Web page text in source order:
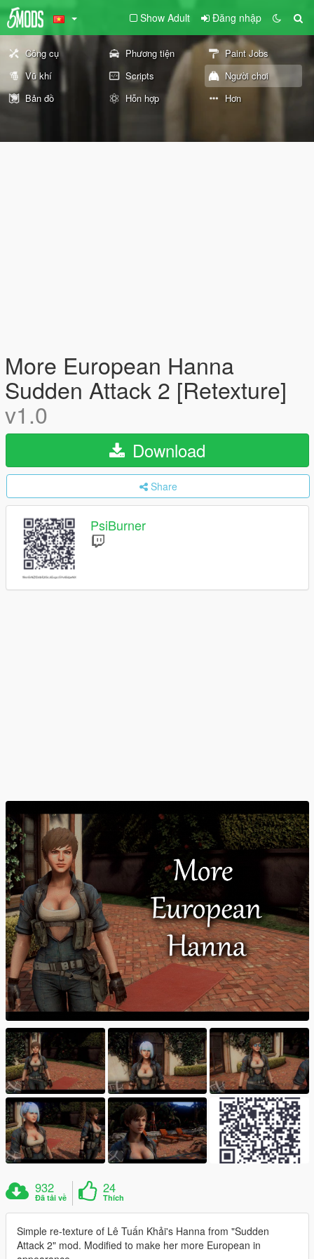
Show Adult Đăng nhập
Công cụ Phương tiện
Paint Jobs
Vũ khí
Scripts
Người chơi
Bản đồ
Hỗn hợp Hơn
More European Hanna
Sudden Attack 2 [Retexture]
v1.0
Download
Share
PsiBurner
932
Đã tải về
24
Thích
Simple re-texture of Lê Tuấn Khải's Hanna from "Sudden
Attack 2" mod. Modified to make her more European in